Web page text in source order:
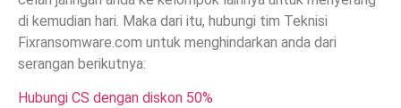
di kemudian hari. Maka dari itu, hubungi tim Teknisi
Fixransomware.com untuk menghindarkan anda dari
serangan berikutnya:
Hubungi CS dengan diskon 50%